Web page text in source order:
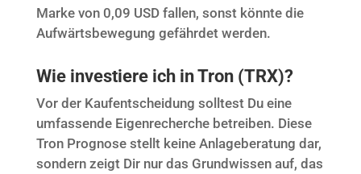
Marke von 0,09 USD fallen, sonst könnte die
Aufwärtsbewegung gefährdet werden.
Wie investiere ich in Tron (TRX)?
Vor der Kaufentscheidung solltest Du eine
umfassende Eigenrecherche betreiben. Diese
Tron Prognose stellt keine Anlageberatung dar,
sondern zeigt Dir nur das Grundwissen auf, das